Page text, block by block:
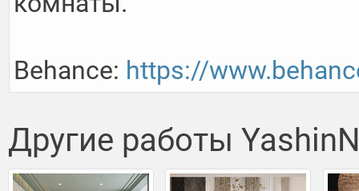
Behance: https://
Другие работы